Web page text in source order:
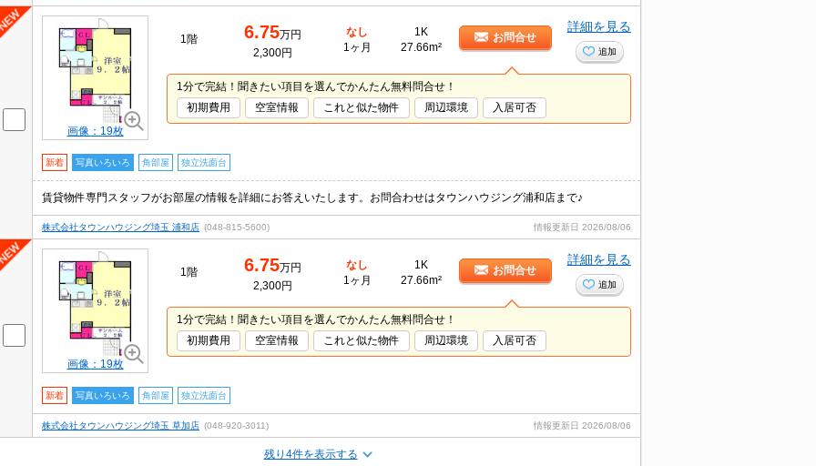
画像：19枚
1階 6.75万円
2,300円
なし
1ヶ月
1K
27.66m²
お問合せ
詳細を見る
追加
1分で完結！聞きたい項目を選んでかんたん無料問合せ！
初期費用
空室情報 これと似た物件 周辺環境 入居可否
新着 写真いろいろ 角部屋 独立洗面台
賃貸物件専門スタッフがお部屋の情報を詳細にお答えいたします。お問合わせはタウンハウジング浦和店まで♪
株式会社タウンハウジング埼玉 浦和店 (048-815-5600) 情報更新日 2026/08/06
画像：19枚
1階 6.75万円
2,300円
なし
1ヶ月
1K
27.66m²
お問合せ
詳細を見る
追加
1分で完結！聞きたい項目を選んでかんたん無料問合せ！
初期費用
空室情報 これと似た物件 周辺環境 入居可否
新着 写真いろいろ 角部屋 独立洗面台
株式会社タウンハウジング埼玉 草加店 (048-920-3011) 情報更新日 2026/08/06
残り4件を表示する